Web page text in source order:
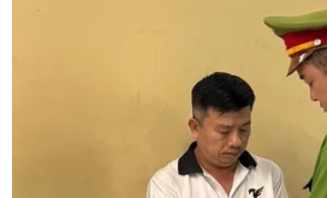
Iceland trước cuộc trưng cầu ý
về nối lại đàm phán gia nhập